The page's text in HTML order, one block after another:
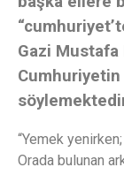
Gazi Mustafa
Cumhuriyetin
“Yemek
Orada bulunan